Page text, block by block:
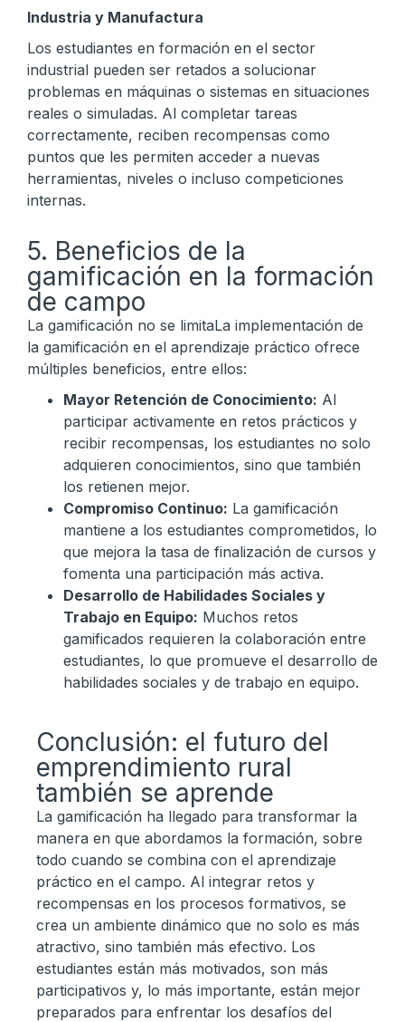
Industria y Manufactura
Los estudiantes en formación en el sector
industrial pueden ser retados a solucionar
problemas en máquinas o sistemas en situaciones
reales o simuladas. Al completar tareas
correctamente, reciben recompensas como
puntos que les permiten acceder a nuevas
herramientas, niveles o incluso competiciones
internas.
5. Beneficios de la
gamificación en la formación
de campo
La gamificación no se limitaLa implementación de
la gamificación en el aprendizaje práctico ofrece
múltiples beneficios, entre ellos:
Mayor Retención de Conocimiento: Al
participar activamente en retos prácticos y
recibir recompensas, los estudiantes no solo
adquieren conocimientos, sino que también
los retienen mejor.
Compromiso Continuo: La gamificación
mantiene a los estudiantes comprometidos, lo
que mejora la tasa de finalización de cursos y
fomenta una participación más activa.
Desarrollo de Habilidades Sociales y
Trabajo en Equipo: Muchos retos
gamificados requieren la colaboración entre
estudiantes, lo que promueve el desarrollo de
habilidades sociales y de trabajo en equipo.
Conclusión: el futuro del
emprendimiento rural
también se aprende
La gamificación ha llegado para transformar la
manera en que abordamos la formación, sobre
todo cuando se combina con el aprendizaje
práctico en el campo. Al integrar retos y
recompensas en los procesos formativos, se
crea un ambiente dinámico que no solo es más
atractivo, sino también más efectivo. Los
estudiantes están más motivados, son más
participativos y, lo más importante, están mejor
preparados para enfrentar los desafíos del